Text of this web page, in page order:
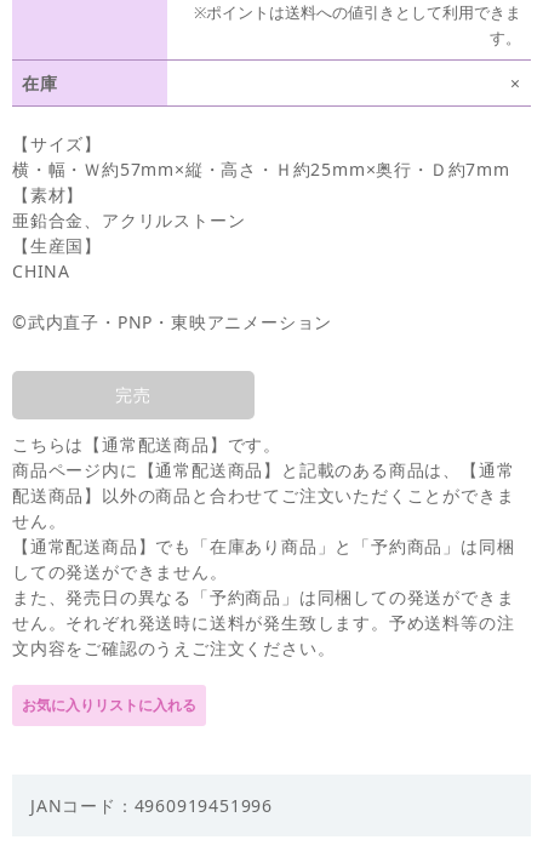
※ポイントは送料への値引きとして利用できま
す。
在庫 ×
【サイズ】
横・幅・Ｗ約57mm×縦・高さ・Ｈ約25mm×奥行・Ｄ約7mm
【素材】
亜鉛合金、アクリルストーン
【生産国】
CHINA
©武内直子・PNP・東映アニメーション
完売
こちらは【通常配送商品】です。
商品ページ内に【通常配送商品】と記載のある商品は、【通常
配送商品】以外の商品と合わせてご注文いただくことができま
せん。
【通常配送商品】でも「在庫あり商品」と「予約商品」は同梱
しての発送ができません。
また、発売日の異なる「予約商品」は同梱しての発送ができま
せん。それぞれ発送時に送料が発生致します。予め送料等の注
文内容をご確認のうえご注文ください。
JANコード：4960919451996